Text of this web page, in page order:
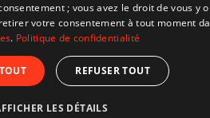
; vous avez le droit de vous y
votre consentement à tout moment
. Politique de confidentialité
REFUSER TOUT
LES DÉTAILS